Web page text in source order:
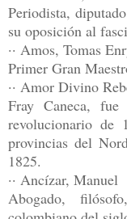
Periodista,
su oposición al
·· Amos, Tomas
Primer Gran
·· Amor Divino
Fray Caneca,
revolucionario de
provincias del
1825.
·· Ancízar, Manuel
Abogado,